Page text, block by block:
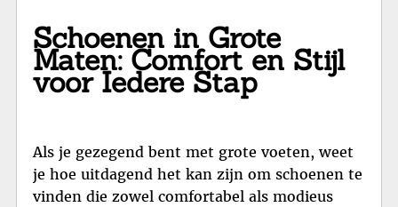
Schoenen in Grote
Maten: Comfort en Stijl
voor Iedere Stap
Als je gezegend bent met grote voeten, weet
je hoe uitdagend het kan zijn om schoenen te
vinden die zowel comfortabel als modieus